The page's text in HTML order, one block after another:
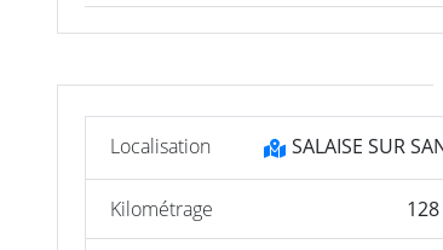
Localisation SALAISE SUR
Kilométrage